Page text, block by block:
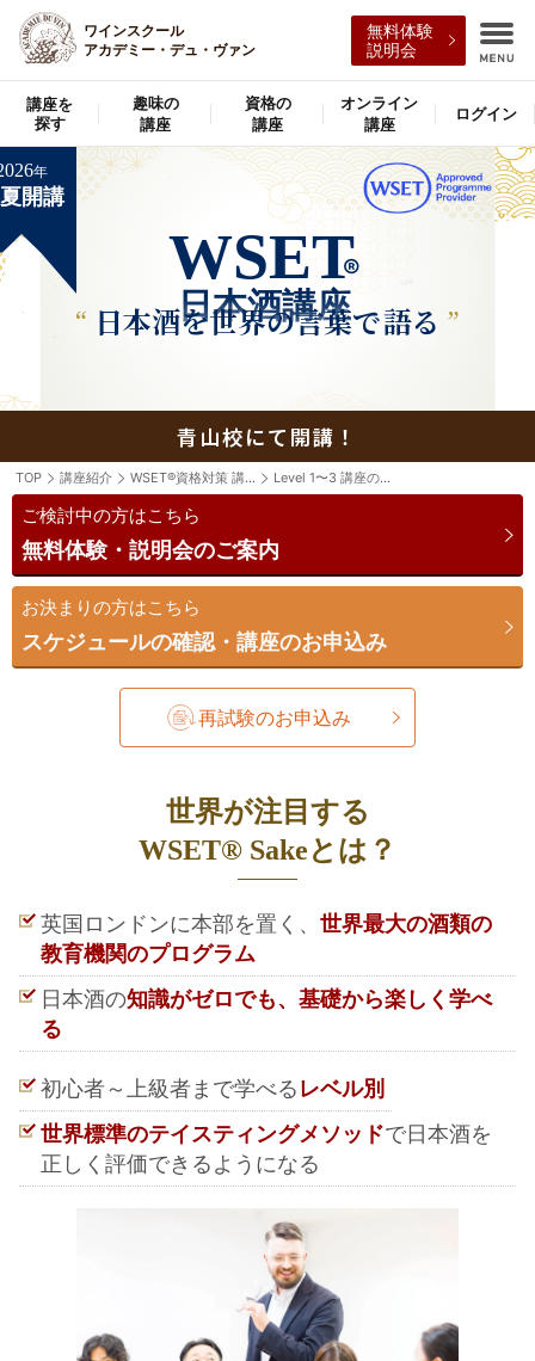
ワインスクール
アカデミー・デュ・ヴァン
無料体験
説明会
講座を
探す
趣味の
講座
資格の
講座
オンライン
講座
ログイン
年
開講
WSET
®
日本酒講座
日本酒を世界の言葉で語る
青山校にて開講！
TOP 講座紹介 WSET®資格対策 講座一覧 Level 1〜3 講座のご案内
ご検討中の方はこちら
無料体験・説明会のご案内
お決まりの方はこちら
スケジュールの確認・講座のお申込み
再試験のお申込み
世界が注目する
WSET® Sakeとは？
英国ロンドンに本部を置く、 世界最大の酒類の
教育機関のプログラム
日本酒の知識がゼロでも、基礎から楽しく学べ
る
初心者～上級者まで学べるレベル別
世界標準のテイスティングメソッドで日本酒を
正しく評価できるようになる